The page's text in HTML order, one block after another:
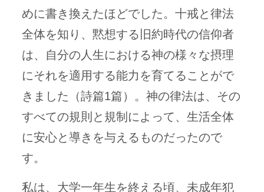
めに書き換えたほどでした。十戒と律法
全体を知り、黙想する旧約時代の信仰者
は、自分の人生における神の様々な摂理
にそれを適用する能力を育てることがで
きました（詩篇1篇）。神の律法は、その
すべての規則と規制によって、生活全体
に安心と導きを与えるものだったので
す。
私は、大学一年生を終える頃、未成年犯